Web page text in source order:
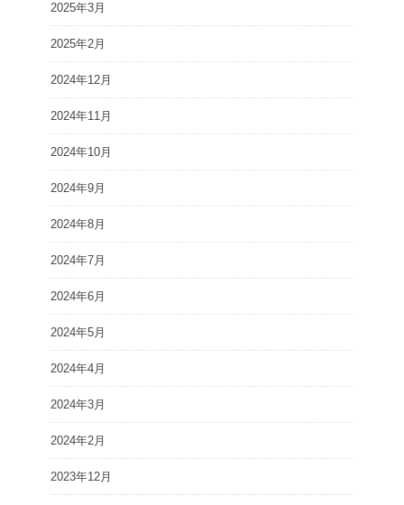
2025年3月
2025年2月
2024年12月
2024年11月
2024年10月
2024年9月
2024年8月
2024年7月
2024年6月
2024年5月
2024年4月
2024年3月
2024年2月
2023年12月